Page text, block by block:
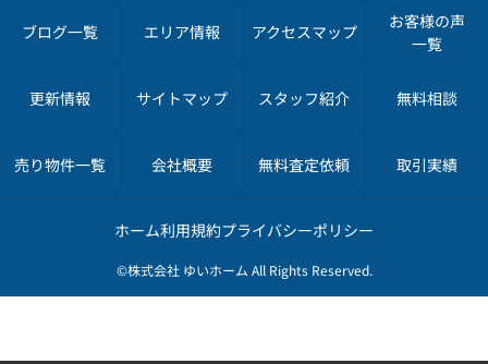
ブログ一覧 エリア情報 アクセスマップ
お客様の声
一覧
更新情報 サイトマップ スタッフ紹介 無料相談
売り物件一覧 会社概要 無料査定依頼 取引実績
ホーム利用規約プライバシーポリシー
©株式会社 ゆいホーム All Rights Reserved.